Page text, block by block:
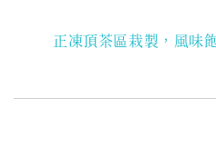
正凍頂茶區栽製，風味